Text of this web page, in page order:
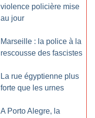
violence policière mise
au jour
Marseille : la police à la
rescousse des fascistes
La rue égyptienne plus
forte que les urnes
A Porto Alegre, la